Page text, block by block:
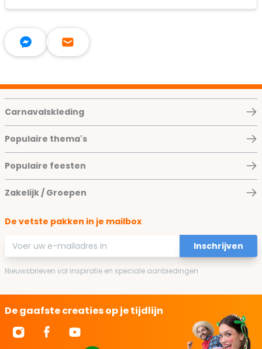
Carnavalskleding
Populaire thema's
Populaire feesten
Zakelijk / Groepen
De vetste pakken in je mailbox
E-mailadres
Inschrijven
Nieuwsbrieven vol inspiratie en speciale aanbiedingen
De gaafste creaties op je tijdlijn